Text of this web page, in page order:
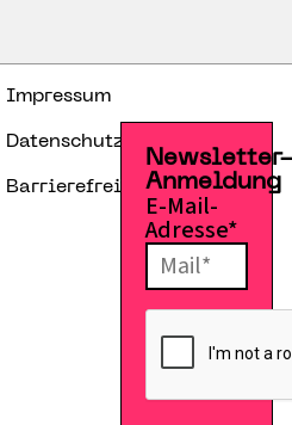
Impressum
Datenschutzerklärung
Barrierefreiheitserklärung
Anmeldung
E-Mail-
Adresse*